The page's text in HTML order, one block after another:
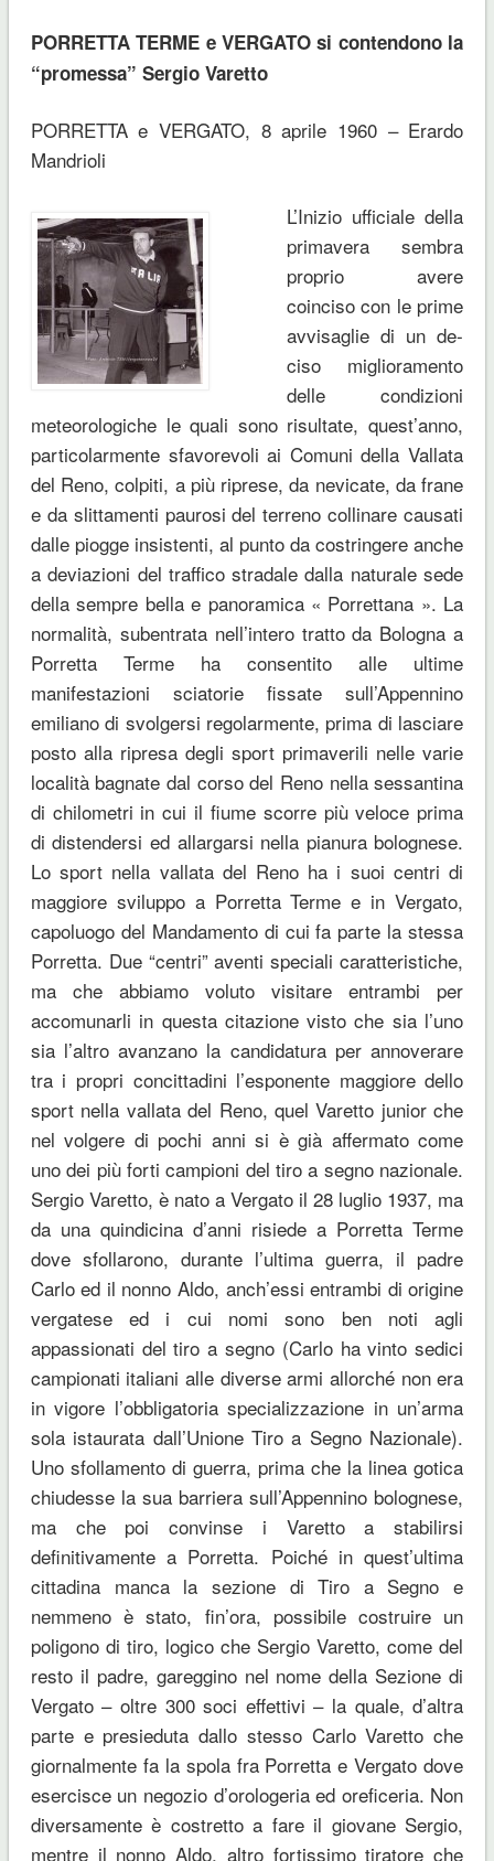
PORRETTA TERME e VERGATO si contendono la
“promessa” Sergio Varetto
PORRETTA e VERGATO, 8 aprile 1960 – Erardo
Mandrioli
L’Inizio ufficiale della
primavera sembra
proprio avere
coinciso con le prime
avvisaglie di un de­
ciso miglioramento
delle condizioni
meteorologiche le quali sono risultate, quest’anno,
particolarmente sfavorevoli ai Comuni della Vallata
del Reno, colpiti, a più riprese, da nevicate, da frane
e da slittamenti paurosi del terreno collinare causati
dalle piogge insistenti, al punto da costringere anche
a deviazioni del traffico stradale dalla naturale sede
della sempre bella e panoramica « Porrettana ». La
normalità, subentrata nell’intero tratto da Bologna a
Porretta Terme ha consentito alle ultime
manifestazioni sciatorie fissate sull’Appennino
emiliano di svolgersi regolarmente, prima di lasciare
posto alla ripresa degli sport primaverili nelle varie
località bagnate dal corso del Reno nella sessantina
di chilometri in cui il fiume scorre più veloce prima
di distendersi ed allargarsi nella pianura bolognese.
Lo sport nella vallata del Reno ha i suoi centri di
maggiore sviluppo a Porretta Terme e in Vergato,
capoluogo del Mandamento di cui fa parte la stessa
Porretta. Due “centri” aventi speciali caratteristiche,
ma che abbiamo voluto visitare entrambi per
accomunarli in questa citazione visto che sia l’uno
sia l’altro avanzano la candidatura per annoverare
tra i propri concittadini l’esponente maggiore dello
sport nella vallata del Reno, quel Varetto junior che
nel volgere di pochi anni si è già affermato come
uno dei più forti campioni del tiro a segno nazionale.
Sergio Varetto, è nato a Vergato il 28 luglio 1937, ma
da una quindicina d’anni risiede a Porretta Terme
dove sfollarono, durante l’ultima guerra, il padre
Carlo ed il nonno Aldo, anch’essi entrambi di origine
vergatese ed i cui nomi sono ben noti agli
appassionati del tiro a segno (Carlo ha vinto sedici
campionati italiani alle diverse armi allorché non era
in vigore l’obbligatoria specializzazione in un’arma
sola istaurata dall’Unione Tiro a Segno Nazionale).
Uno sfollamento di guerra, prima che la linea gotica
chiudesse la sua barriera sull’Appennino bolognese,
ma che poi convinse i Varetto a stabilirsi
definitivamente a Porretta. Poiché in quest’ultima
cittadina manca la sezione di Tiro a Segno e
nemmeno è stato, fin’ora, possibile costruire un
poligono di tiro, logico che Sergio Varetto, come del
resto il padre, gareggino nel nome della Sezione di
Vergato – oltre 300 soci effettivi – la quale, d’altra
parte e presieduta dallo stesso Carlo Varetto che
giornalmente fa la spola fra Porretta e Vergato dove
esercisce un negozio d’orologeria ed oreficeria. Non
diversamente è costretto a fare il giovane Sergio,
mentre il nonno Aldo, altro fortissimo tiratore che